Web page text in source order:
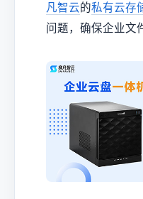
凡智云的私有云存
问题，确保企业文